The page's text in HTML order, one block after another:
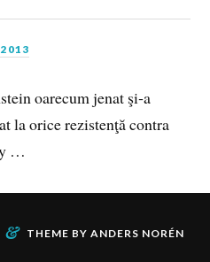
oarecum jenat şi‑a
la orice rezistenţă contra
…
& THEME BY ANDERS NORÉN